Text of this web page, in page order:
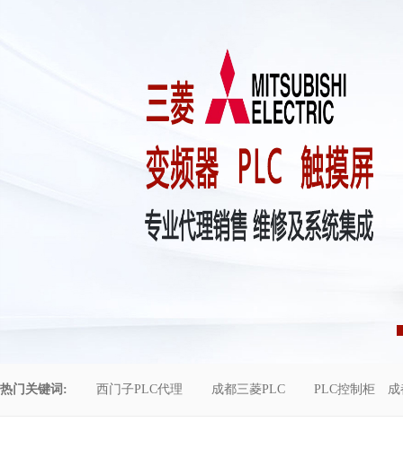
热门关键词: 西门子PLC代理 成都三菱PLC PLC控制柜